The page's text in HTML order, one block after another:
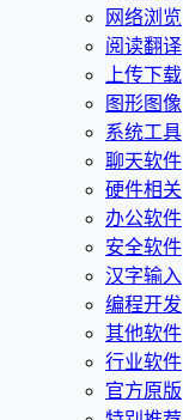
网络浏览
阅读翻译
上传下载
图形图像
系统工具
聊天软件
硬件相关
办公软件
安全软件
汉字输入
编程开发
其他软件
行业软件
官方原版